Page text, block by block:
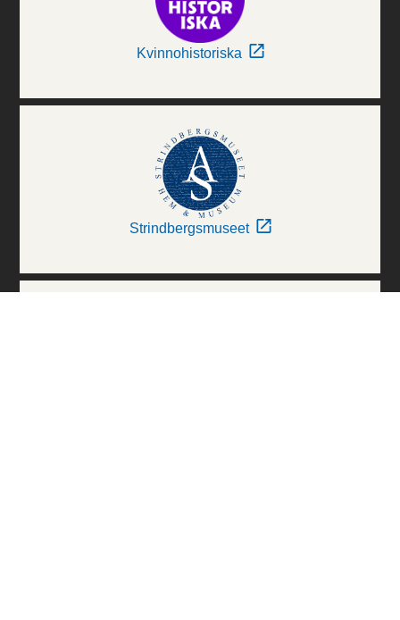
Kvinnohistoriska
Strindbergsmuseet